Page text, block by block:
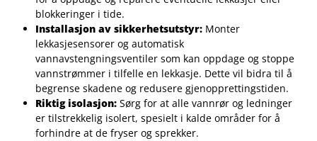
blokkeringer i​ tide.
Installasjon av sikkerhetsutstyr: Monter
lekkasjesensorer og automatisk‌
vannavstengningsventiler som kan oppdage og stoppe
vannstrømmer i tilfelle en lekkasje. Dette vil bidra⁣ til å
begrense skadene og redusere gjenopprettingstiden.
Riktig ⁢isolasjon: Sørg for at alle vannrør og ledninger
er⁤ tilstrekkelig ⁣isolert, spesielt i⁢ kalde områder for⁢ å
forhindre⁢ at de fryser⁣ og⁤ sprekker.